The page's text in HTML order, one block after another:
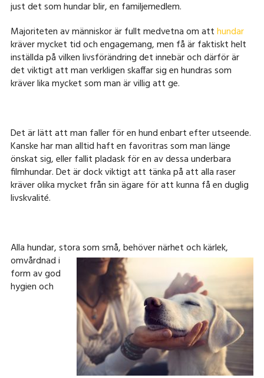
just det som hundar blir, en familjemedlem.
Majoriteten av människor är fullt medvetna om atthundar
kräver mycket tid och engagemang, men få är faktiskt helt
inställda på vilken livsförändring det innebär och därför är
det viktigt att man verkligen skaffar sig en hundras som
kräver lika mycket som man är villig att ge.
Det är lätt att man faller för en hund enbart efter utseende.
Kanske har man alltid haft en favoritras som man länge
önskat sig, eller fallit pladask för en av dessa underbara
filmhundar. Det är dock viktigt att tänka på att alla raser
kräver olika mycket från sin ägare för att kunna få en duglig
livskvalité.
Alla hundar, stora som små, behöver närhet och kärlek,
omvårdnad i
form av god
hygien och